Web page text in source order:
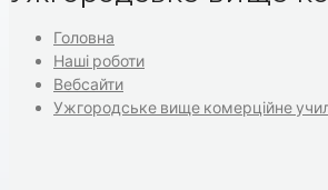
Головна
Наші роботи
Вебсайти
Ужгородське вище комерційне